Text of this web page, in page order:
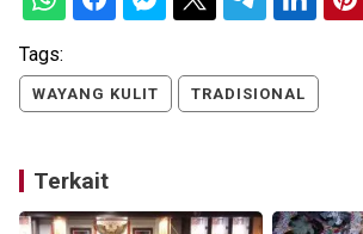
Tags:
WAYANG KULIT TRADISIONAL
Terkait